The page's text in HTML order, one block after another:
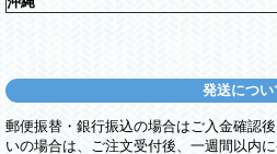
発送につい
郵便振替・銀行振込の場合はご入金確認
いの場合は、ご注文受付後、一週間以内に